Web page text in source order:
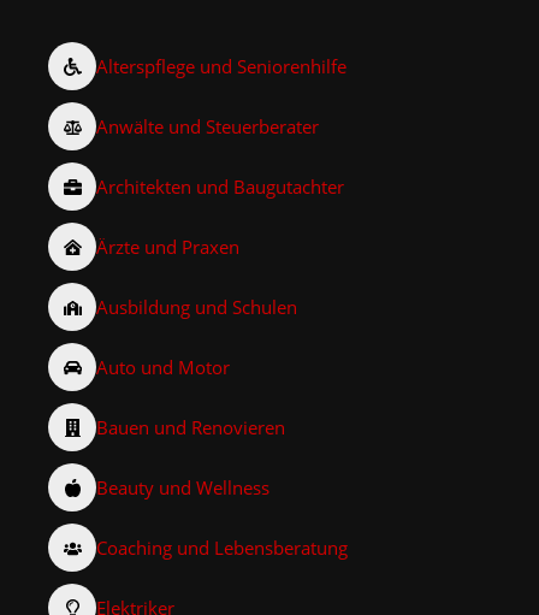
Alterspflege und Seniorenhilfe
Anwälte und Steuerberater
Architekten und Baugutachter
Ärzte und Praxen
Ausbildung und Schulen
Auto und Motor
Bauen und Renovieren
Beauty und Wellness
Coaching und Lebensberatung
Elektriker